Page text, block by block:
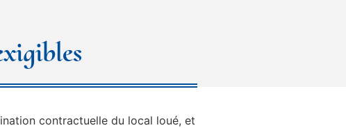
contractuelle du local loué, et